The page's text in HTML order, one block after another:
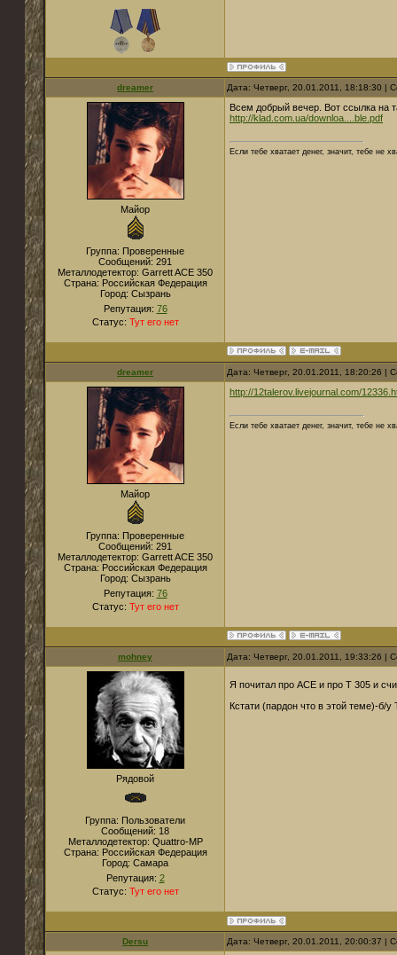
dreamer Дата: Четверг, 20.01.2011, 18:18:30 |
Майор
Группа: Проверенные
Сообщений: 291
Металлодетектор: Garrett ACE 350
Страна: Российская Федерация
Город: Сызрань
Репутация: 76
Статус: Тут его нет
Всем добрый вечер. Вот ссылка на
http://klad.com.ua/downloa....ble.pdf
Если тебе хватает денег, значит, тебе не
dreamer Дата: Четверг, 20.01.2011, 18:20:26 |
Майор
Группа: Проверенные
Сообщений: 291
Металлодетектор: Garrett ACE 350
Страна: Российская Федерация
Город: Сызрань
Репутация: 76
Статус: Тут его нет
http://12talerov.livejournal.com/
Если тебе хватает денег, значит, тебе не
mohney Дата: Четверг, 20.01.2011, 19:33:26 |
Рядовой
Группа: Пользователи
Сообщений: 18
Металлодетектор: Quattro-MP
Страна: Российская Федерация
Город: Самара
Репутация: 2
Статус: Тут его нет
Я почитал про ACE и про Т 305 и
Кстати (пардон что в этой теме)-б/
Dersu Дата: Четверг, 20.01.2011, 20:00:37 |